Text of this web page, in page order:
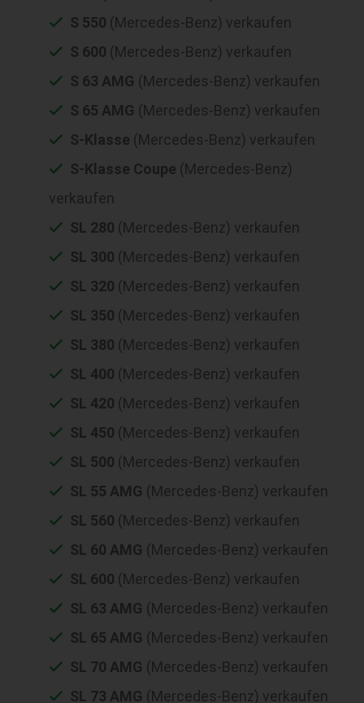
S 550 (Mercedes-Benz) verkaufen
S 600 (Mercedes-Benz) verkaufen
S 63 AMG (Mercedes-Benz) verkaufen
S 65 AMG (Mercedes-Benz) verkaufen
S-Klasse (Mercedes-Benz) verkaufen
S-Klasse Coupe (Mercedes-Benz)
verkaufen
SL 280 (Mercedes-Benz) verkaufen
SL 300 (Mercedes-Benz) verkaufen
SL 320 (Mercedes-Benz) verkaufen
SL 350 (Mercedes-Benz) verkaufen
SL 380 (Mercedes-Benz) verkaufen
SL 400 (Mercedes-Benz) verkaufen
SL 420 (Mercedes-Benz) verkaufen
SL 450 (Mercedes-Benz) verkaufen
SL 500 (Mercedes-Benz) verkaufen
SL 55 AMG (Mercedes-Benz) verkaufen
SL 560 (Mercedes-Benz) verkaufen
SL 60 AMG (Mercedes-Benz) verkaufen
SL 600 (Mercedes-Benz) verkaufen
SL 63 AMG (Mercedes-Benz) verkaufen
SL 65 AMG (Mercedes-Benz) verkaufen
SL 70 AMG (Mercedes-Benz) verkaufen
SL 73 AMG (Mercedes-Benz) verkaufen